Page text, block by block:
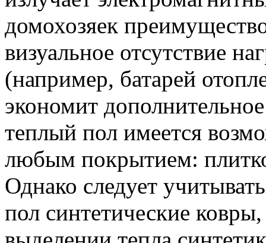
домохозяек
визуальное отсутствие
(например, батарей
экономит
теплый пол имеется
любым покрытием:
Однако следует
пол синтетические